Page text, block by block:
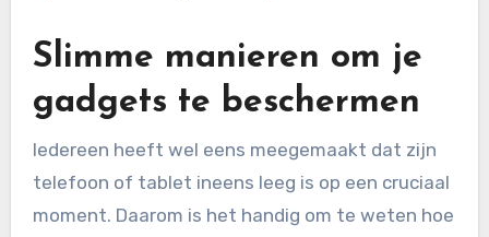
Slimme manieren om je
gadgets te beschermen
Iedereen heeft wel eens meegemaakt dat zijn
telefoon of tablet ineens leeg is op een cruciaal
moment. Daarom is het handig om te weten hoe